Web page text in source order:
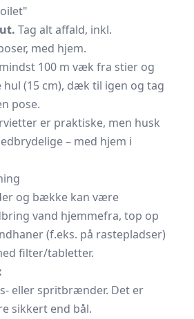
Tag alt affald, inkl.
med hjem.
100 m væk fra stier og
hul (15 cm), dæk til igen og tag
pose.
er praktiske, men husk
– med hjem i
og bække kan være
vand hjemmefra, top op
(f.eks. på rastepladser)
filter/tabletter.
eller spritbrænder. Det er
sikkert end bål.